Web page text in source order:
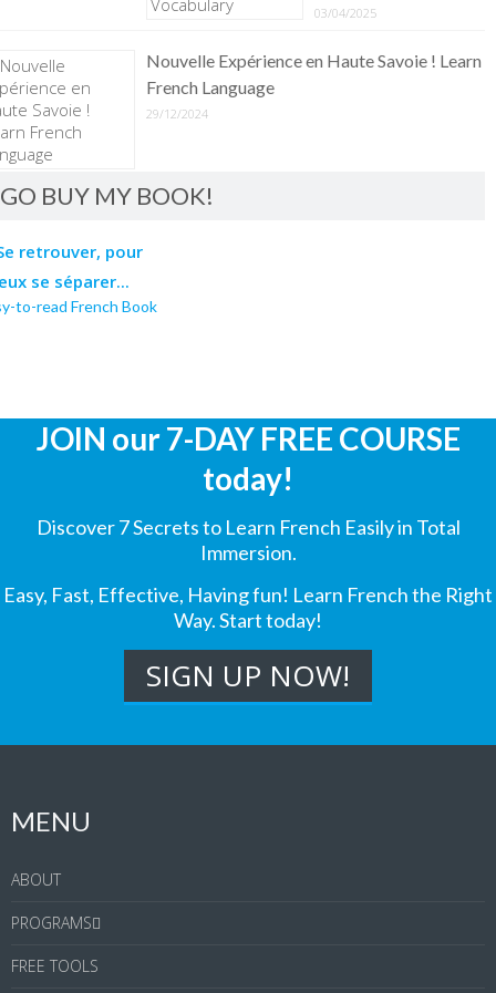
03/04/2025
Nouvelle Expérience en Haute Savoie ! Learn
French Language
29/12/2024
GO BUY MY BOOK!
to-read French Book
JOIN our 7-DAY FREE COURSE
today!
Discover 7 Secrets to Learn French Easily in Total
Immersion.
Easy, Fast, Effective, Having fun! Learn French the Right
Way. Start today!
MENU
ABOUT
PROGRAMS
FREE TOOLS